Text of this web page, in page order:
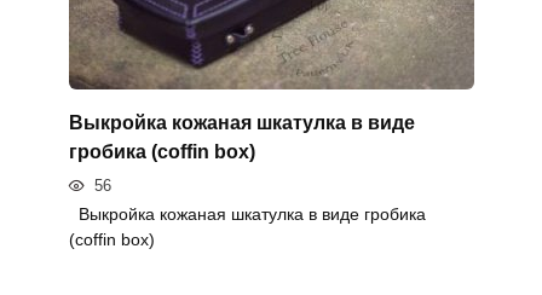
Выкройка кожаная шкатулка в виде
гробика (coffin box)
56
Выкройка кожаная шкатулка в виде гробика
(coffin box)